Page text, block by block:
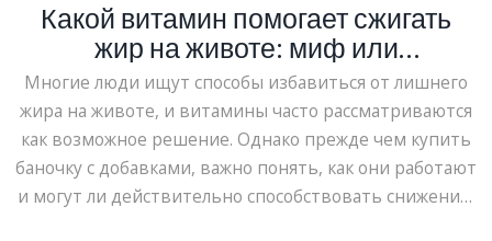
Какой витамин помогает сжигать
жир на животе: миф или
реальность?
Многие люди ищут способы избавиться от лишнего
жира на животе, и витамины часто рассматриваются
как возможное решение. Однако прежде чем купить
баночку с добавками, важно понять, как они работают
и могут ли действительно способствовать снижению